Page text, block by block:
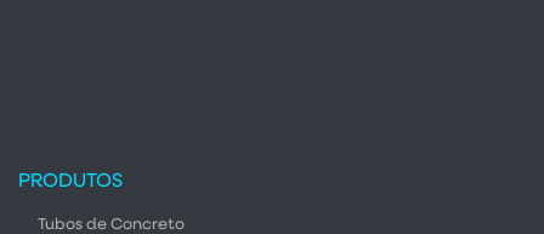
PRODUTOS
Tubos de Concreto